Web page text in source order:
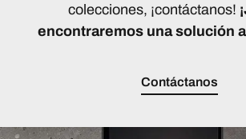
colecciones, ¡contáctanos!
encontraremos una solución
Contáctanos